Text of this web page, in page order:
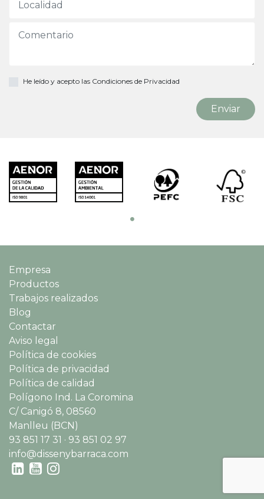
He leído y acepto las Condiciones de Privacidad
Empresa
Productos
Trabajos realizados
Blog
Contactar
Aviso legal
Política de cookies
Política de privacidad
Política de calidad
Polígono Ind. La Coromina
C/ Canigó 8, 08560
Manlleu (BCN)
93 851 17 31 · 93 851 02 97
info@dissenybarraca.com